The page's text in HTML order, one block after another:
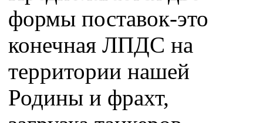
формы поставок-это
конечная ЛПДС на
территории нашей
Родины и фрахт,